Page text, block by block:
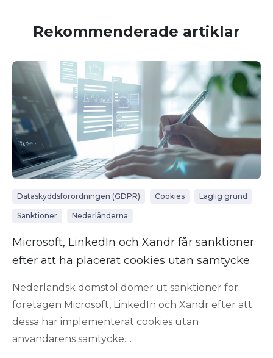
Rekommenderade artiklar
Dataskyddsförordningen (GDPR) Cookies Laglig grund
Sanktioner Nederländerna
Microsoft, LinkedIn och Xandr får sanktioner
efter att ha placerat cookies utan samtycke
Nederländsk domstol dömer ut sanktioner för
företagen Microsoft, LinkedIn och Xandr efter att
dessa har implementerat cookies utan
användarens samtycke....